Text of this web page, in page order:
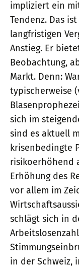
impliziert ein
Tendenz. Das
langfristigen
Anstieg. Er
Beobachtung,
Markt. Denn:
typischerweise
sich im
sind es aktuell
krisenbedingte
risikoerhöhend
Erhöhung des
vor allem im
schlägt sich in
in der Schweiz,